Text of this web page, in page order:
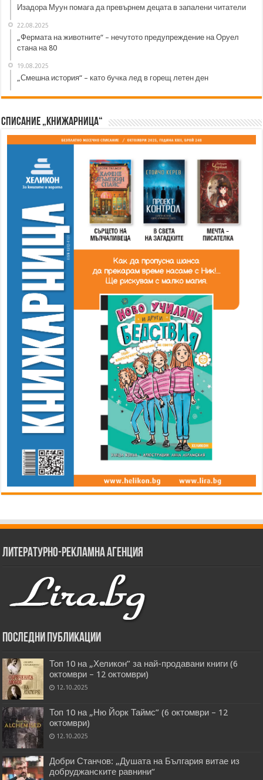
Изадора Муун помага да превърнем децата в запалени читатели
22.08.2025
„Фермата на животните“ – нечутото предупреждение на Оруел
стана на 80
19.08.2025
„Смешна история“ – като бучка лед в горещ летен ден
Списание „Книжарница“
Литературно-рекламна агенция
Последни публикации
Топ 10 на „Хеликон” за най-продавани книги (6
октомври – 12 октомври)
12.10.2025
Топ 10 на „Ню Йорк Таймс” (6 октомври – 12
октомври)
12.10.2025
Добри Станчов: „Душата на България витае из
добруджанските равнини“